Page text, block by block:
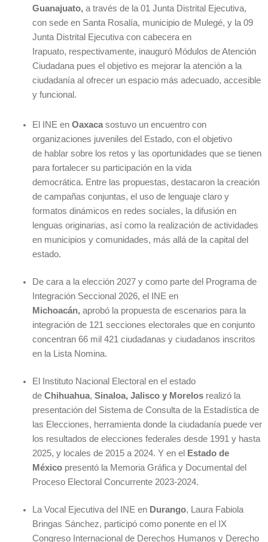
Guanajuato,a través de la 01 Junta Distrital Ejecutiva,
con sede en Santa Rosalía, municipio de Mulegé, y la 09
Junta Distrital Ejecutiva con cabecera en
Irapuato, respectivamente, inauguró Módulos de Atención
Ciudadana pues el objetivo es mejorar la atención a la
ciudadanía al ofrecer un espacio más adecuado, accesible
y funcional.
El INE en Oaxacasostuvo un encuentro con
organizaciones juveniles del Estado, con el objetivo
de hablar sobre los retos y las oportunidades que se tienen
para fortalecer su participación en la vida
democrática. Entre las propuestas, destacaron la creación
de campañas conjuntas, el uso de lenguaje claro y
formatos dinámicos en redes sociales, la difusión en
lenguas originarias, así como la realización de actividades
en municipios y comunidades, más allá de la capital del
estado.
De cara a la elección 2027 y como parte del Programa de
Integración Seccional 2026, el INE en
Michoacán,aprobó la propuesta de escenarios para la
integración de 121 secciones electorales que en conjunto
concentran 66 mil 421 ciudadanas y ciudadanos inscritos
en la Lista Nomina.
El Instituto Nacional Electoral en el estado
de Chihuahua, Sinaloa, Jalisco y Morelosrealizó la
presentación del Sistema de Consulta de la Estadística de
las Elecciones, herramienta donde la ciudadanía puede ver
los resultados de elecciones federales desde 1991 y hasta
2025, y locales de 2015 a 2024. Y en el
Estado de
Méxicopresentó la Memoria Gráfica y Documental del
Proceso Electoral Concurrente 2023-2024.
La Vocal Ejecutiva del INE en Durango, Laura Fabiola
Bringas Sánchez, participó como ponente en el IX
Congreso Internacional de Derechos Humanos y Derecho